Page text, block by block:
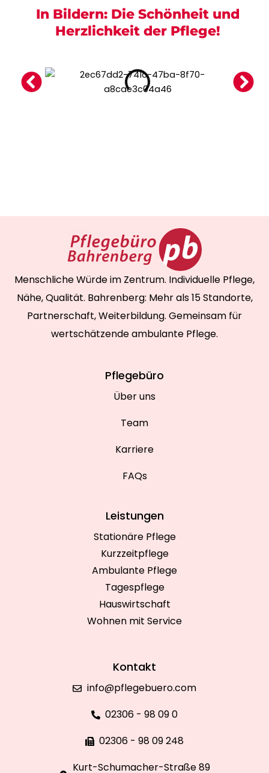
In Bildern: Die Schönheit und
Herzlichkeit der Pflege!
Menschliche Würde im Zentrum. Individuelle Pflege,
Nähe, Qualität. Bahrenberg: Mehr als 15 Standorte,
Partnerschaft, Weiterbildung. Gemeinsam für
wertschätzende ambulante Pflege.
Pflegebüro
Über uns
Team
Karriere
FAQs
Leistungen
Stationäre Pflege
Kurzzeitpflege
Ambulante Pflege
Tagespflege
Hauswirtschaft
Wohnen mit Service
Kontakt
info@pflegebuero.com
02306 - 98 09 0
02306 - 98 09 248
Kurt-Schumacher-Straße 89